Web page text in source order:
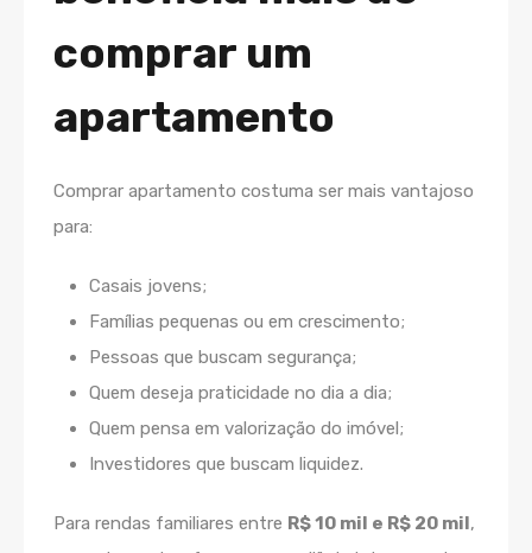
comprar um
apartamento
Comprar apartamento costuma ser mais vantajoso
para:
Casais jovens;
Famílias pequenas ou em crescimento;
Pessoas que buscam segurança;
Quem deseja praticidade no dia a dia;
Quem pensa em valorização do imóvel;
Investidores que buscam liquidez.
Para rendas familiares entre R$ 10 mil e R$ 20 mil,